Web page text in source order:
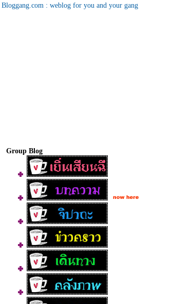
Bloggang.com : weblog for you and your gang
Group Blog